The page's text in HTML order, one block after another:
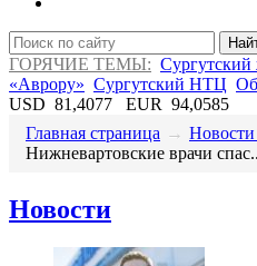
ГОРЯЧИЕ ТЕМЫ: Сургутский
«Аврору» Сургутский НТЦ
USD 81,4077 EUR 94,0585
Главная страница →
Нижневартовские врачи
Новости